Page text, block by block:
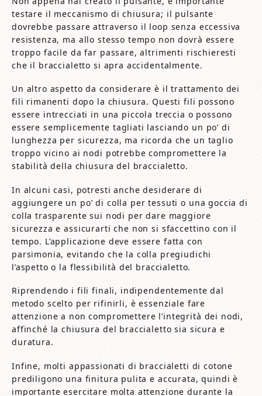
testare il meccanismo di chiusura; il pulsante
dovrebbe passare attraverso il loop senza eccessiva
resistenza, ma allo stesso tempo non dovrà essere
troppo facile da far passare, altrimenti rischieresti
che il braccialetto si apra accidentalmente.
Un altro aspetto da considerare è il trattamento dei
fili rimanenti dopo la chiusura. Questi fili possono
essere intrecciati in una piccola treccia o possono
essere semplicemente tagliati lasciando un po’ di
lunghezza per sicurezza, ma ricorda che un taglio
troppo vicino ai nodi potrebbe compromettere la
stabilità della chiusura del braccialetto.
In alcuni casi, potresti anche desiderare di
aggiungere un po’ di colla per tessuti o una goccia di
colla trasparente sui nodi per dare maggiore
sicurezza e assicurarti che non si sfaccettino con il
tempo. L’applicazione deve essere fatta con
parsimonia, evitando che la colla pregiudichi
l’aspetto o la flessibilità del braccialetto.
Riprendendo i fili finali, indipendentemente dal
metodo scelto per rifinirli, è essenziale fare
attenzione a non compromettere l’integrità dei nodi,
affinché la chiusura del braccialetto sia sicura e
duratura.
Infine, molti appassionati di braccialetti di cotone
prediligono una finitura pulita e accurata, quindi è
importante esercitare molta attenzione durante la